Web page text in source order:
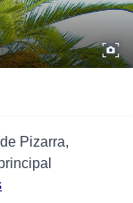
Pizarra,